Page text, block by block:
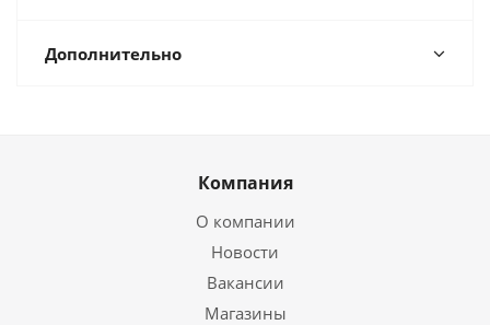
Дополнительно
Компания
О компании
Новости
Вакансии
Магазины